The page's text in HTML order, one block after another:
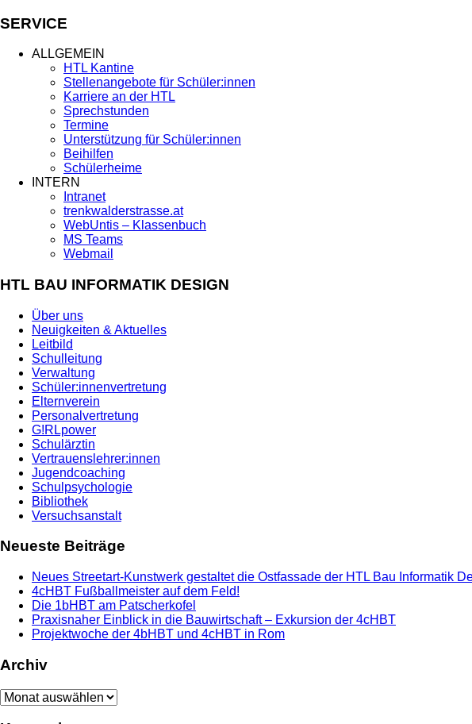
SERVICE
ALLGEMEIN
HTL Kantine
Stellenangebote für Schüler:innen
Karriere an der HTL
Sprechstunden
Termine
Unterstützung für Schüler:innen
Beihilfen
Schülerheime
INTERN
Intranet
trenkwalderstrasse.at
WebUntis – Klassenbuch
MS Teams
Webmail
HTL BAU INFORMATIK DESIGN
Über uns
Neuigkeiten & Aktuelles
Leitbild
Schulleitung
Verwaltung
Schüler:innenvertretung
Elternverein
Personalvertretung
G!RLpower
Schulärztin
Vertrauenslehrer:innen
Jugendcoaching
Schulpsychologie
Bibliothek
Versuchsanstalt
Neueste Beiträge
Neues Streetart-Kunstwerk gestaltet die Ostfassade der HTL Bau Informatik
4cHBT Fußballmeister auf dem Feld!
Die 1bHBT am Patscherkofel
Praxisnaher Einblick in die Bauwirtschaft – Exkursion der 4cHBT
Projektwoche der 4bHBT und 4cHBT in Rom
Archiv
Archiv